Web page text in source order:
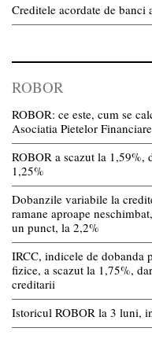
Creditele acordate de
ROBOR
ROBOR: ce este, cum se
Asociatia Pietelor Financiare
ROBOR a scazut la 1,59%,
1,25%
Dobanzile variabile la
ramane aproape
un punct, la 2,2%
IRCC, indicele de dobanda
fizice, a scazut la 1,75%,
creditarii
Istoricul ROBOR la 3 luni,